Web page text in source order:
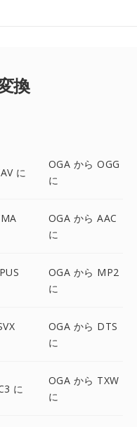
換
に
OGA から OGG
に
OGA から AAC
に
OGA から MP2
に
OGA から DTS
に
に
OGA から TXW
に